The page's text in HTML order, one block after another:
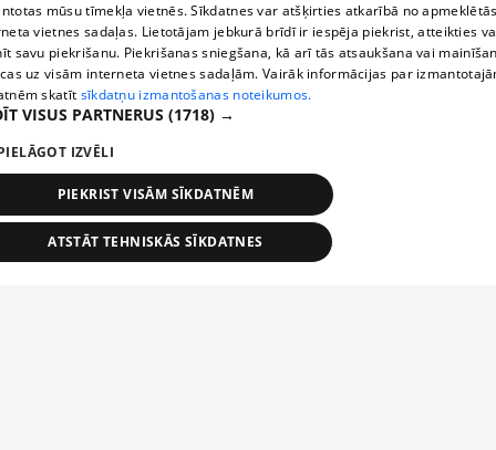
mūsu tīmekļa vietnēs. Sīkdatnes var atšķirties atkarībā no
vietnes sadaļas. Lietotājam jebkurā brīdī ir iespēja piekrist, atteikties
savu piekrišanu. Piekrišanas sniegšana, kā arī tās atsaukšana vai
uz visām interneta vietnes sadaļām. Vairāk informācijas par
skatīt sīkdatņu izmantošanas noteikumos.
VISUS PARTNERUS (1718) →
IZVĒLI
PIEKRIST VISĀM SĪKDATNĒM
ATSTĀT TEHNISKĀS SĪKDATNES